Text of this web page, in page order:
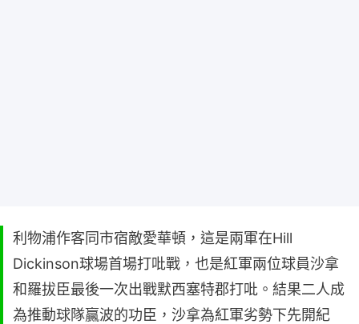
利物浦作客同市宿敵愛華頓，這是兩軍在Hill
Dickinson球場首場打吡戰，也是紅軍兩位球員沙拿
和羅拔臣最後一次出戰默西塞特郡打吡。結果二人成
為推動球隊贏波的功臣，沙拿為紅軍劣勢下先開紀